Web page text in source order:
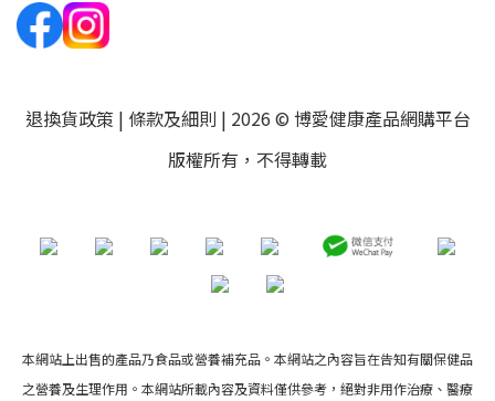
退換貨政策 | 條款及細則 | 2026 © 博愛健康產品網購平台
版權所有，不得轉載
本網站上出售的產品乃食品或營養補充品。本網站之內容旨在告知有關保健品
之營養及生理作用。本網站所載內容及資料僅供參考，絕對非用作治療、醫療